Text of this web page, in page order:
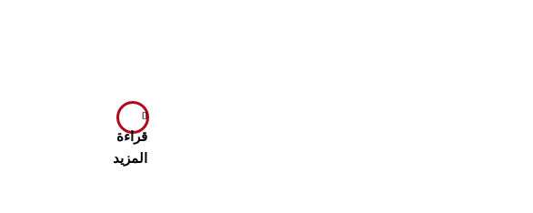
قراءة
المزيد